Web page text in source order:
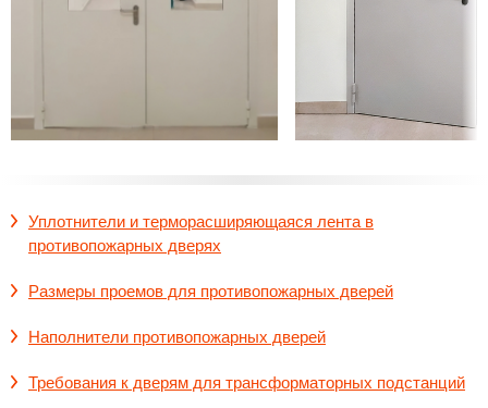
Уплотнители и терморасширяющаяся лента в
противопожарных дверях
Размеры проемов для противопожарных дверей
Наполнители противопожарных дверей
Требования к дверям для трансформаторных подстанций